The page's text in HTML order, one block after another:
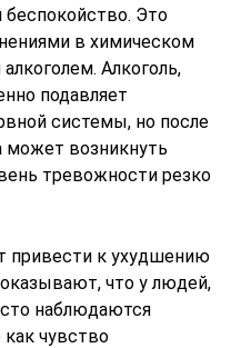
Это
в химическом
Алкоголь,
подавляет
системы, но после
может возникнуть
тревожности резко
привести к ухудшению
что у людей,
наблюдаются
чувство